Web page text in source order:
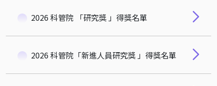
2026 科管院 「研究獎 」得獎名單
2026 科管院「新進人員研究獎 」得獎名單